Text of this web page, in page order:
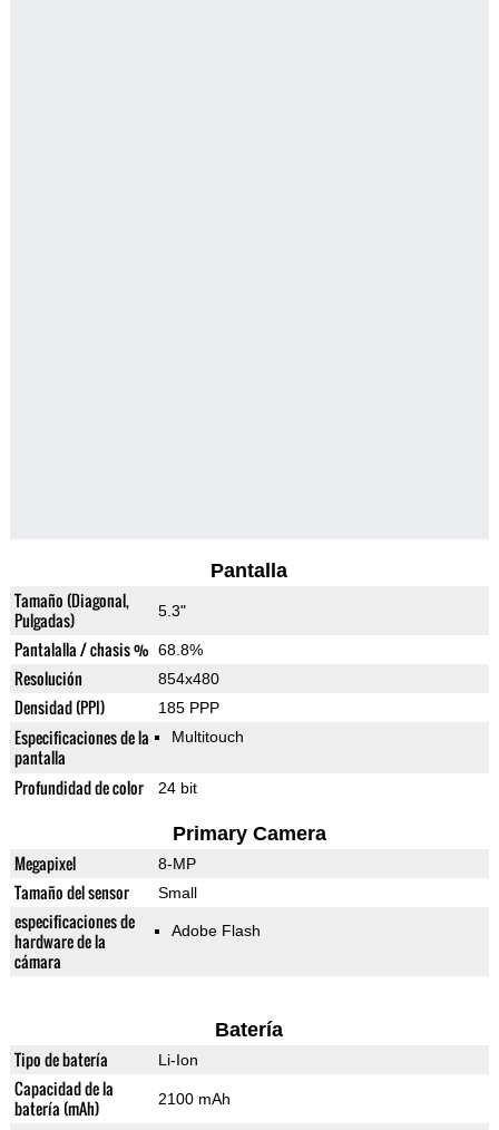
Pantalla
Tamaño (Diagonal,
Pulgadas)
5.3"
Pantalalla / chasis % 68.8%
Resolución 854x480
Densidad (PPI) 185 PPP
Especificaciones de la
pantalla
Multitouch
Profundidad de color 24 bit
Primary Camera
Megapixel 8-MP
Tamaño del sensor Small
especificaciones de
hardware de la
cámara
Adobe Flash
Batería
Tipo de batería Li-Ion
Capacidad de la
batería (mAh)
2100 mAh